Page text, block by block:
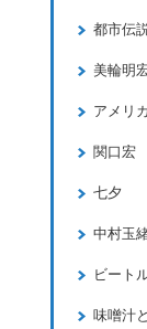
都市伝
美輪明
アメリ
関口宏
七夕
中村玉
ビート
味噌汁